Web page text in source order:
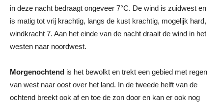
in deze nacht bedraagt ongeveer 7°C. De wind is zuidwest en
is matig tot vrij krachtig, langs de kust krachtig, mogelijk hard,
windkracht 7. Aan het einde van de nacht draait de wind in het
westen naar noordwest.
Morgenochtend is het bewolkt en trekt een gebied met regen
van west naar oost over het land. In de tweede helft van de
ochtend breekt ook af en toe de zon door en kan er ook nog